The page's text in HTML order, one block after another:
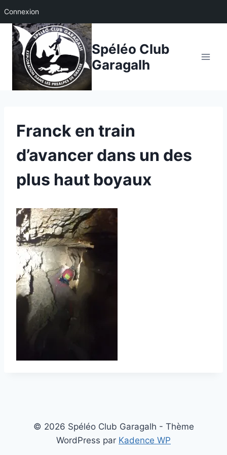
Connexion
Aller
contenu
Spéléo Club
Garagalh
Franck en train
d’avancer dans un des
plus haut boyaux
© 2026 Spéléo Club Garagalh - Thème
WordPress par Kadence WP